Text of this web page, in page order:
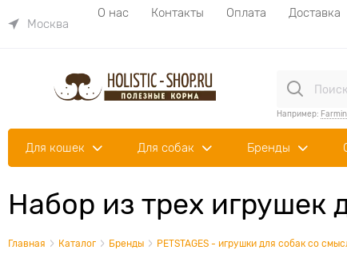
Москва
О нас Контакты Оплата Доставка
Например:
Для кошек Для собак Бренды
Набор из трех игрушек
Главная Каталог Бренды PETSTAGES - игрушки для собак со